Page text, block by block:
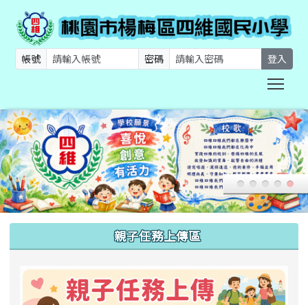
帳號 密碼 登入
親子任務上傳區